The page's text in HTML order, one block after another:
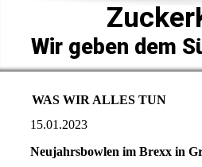
Wir geben dem
WAS WIR ALLES TUN
15.01.2023
Neujahrsbowlen im Brexx in